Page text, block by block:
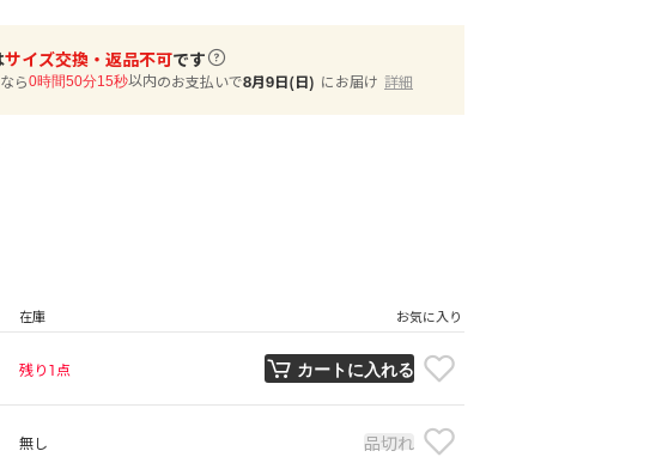
サイズ交換・返品不可です
ら0時間50分15秒以内のお支払いで8月9日(日) にお届け 詳細
在庫 お気に入り
残り1点 カートに入れる
無し 品切れ